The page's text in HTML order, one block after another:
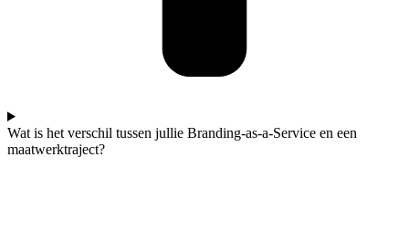
Wat is het verschil tussen jullie Branding-as-a-Service en een
maatwerktraject?